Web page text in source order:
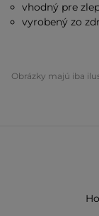
vhodný pre
vyrobený zo
Obrázky majú iba